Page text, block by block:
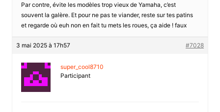
Par contre, évite les modèles trop vieux de Yamaha, c’est
souvent la galère. Et pour ne pas te viander, reste sur tes patins
et regarde où euh non en fait tu mets les roues, ça aide ! faux
3 mai 2025 à 17h57 #7028
super_cool8710
Participant